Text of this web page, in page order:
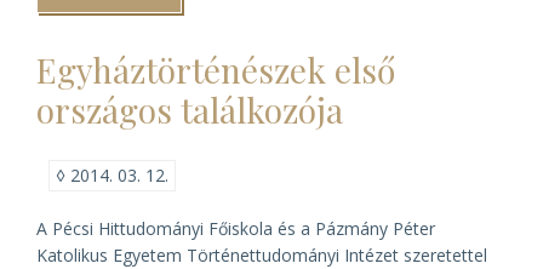
és
Gergely
kitüntetése)
Egyháztörténészek első
országos találkozója
◊ 2014. 03. 12.
A Pécsi Hittudományi Főiskola és a Pázmány Péter
Katolikus Egyetem Történettudományi Intézet szeretettel